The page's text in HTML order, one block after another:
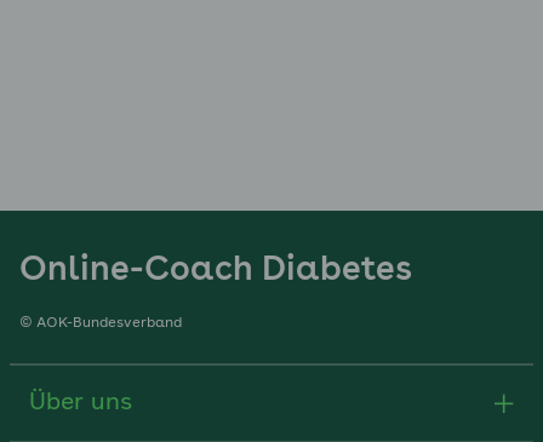
Online-Coach Diabetes
© AOK-Bundesverband
Über uns